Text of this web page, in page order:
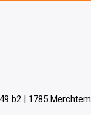
b2 | 1785 Merchtem